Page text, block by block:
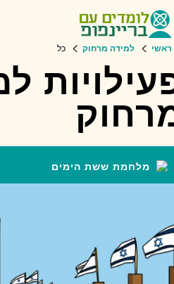
ראשי למידה מרחוק כל
מלחמת ששת הימים